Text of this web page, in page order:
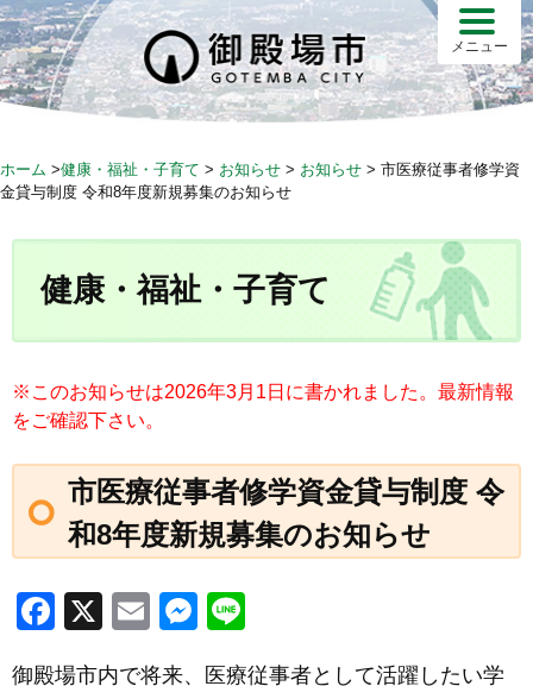
S
k
i
p
c
メニュー
ホーム >健康・福祉・子育て > お知らせ > お知らせ > 市医療従事者修学資
金貸与制度 令和8年度新規募集のお知らせ
健康・福祉・子育て
※このお知らせは2026年3月1日に書かれました。最新情報
をご確認下さい。
市医療従事者修学資金貸与制度 令
和8年度新規募集のお知らせ
F
X
E
M
御殿場市内で将来、医療従事者として活躍したい学